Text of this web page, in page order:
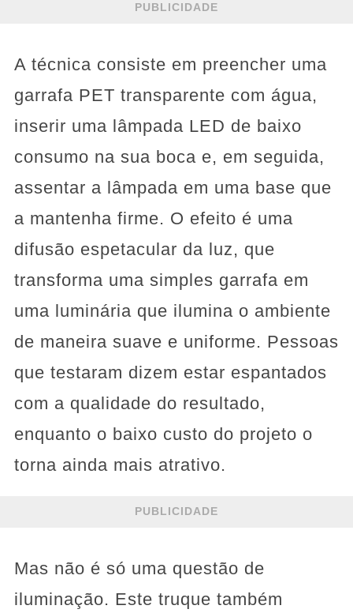
PUBLICIDADE
A técnica consiste em preencher uma
garrafa PET transparente com água,
inserir uma lâmpada LED de baixo
consumo na sua boca e, em seguida,
assentar a lâmpada em uma base que
a mantenha firme. O efeito é uma
difusão espetacular da luz, que
transforma uma simples garrafa em
uma luminária que ilumina o ambiente
de maneira suave e uniforme. Pessoas
que testaram dizem estar espantados
com a qualidade do resultado,
enquanto o baixo custo do projeto o
torna ainda mais atrativo.
PUBLICIDADE
Mas não é só uma questão de
iluminação. Este truque também